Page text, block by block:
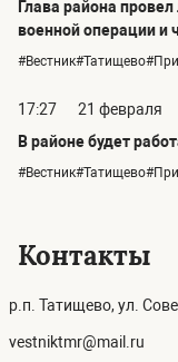
Глава района
военной операции и
17:27
21 февраля
В районе будет
Контакты
р.п. Татищево, ул.
vestniktmr@mail.ru